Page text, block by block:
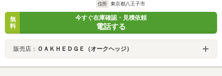
住所
東京都八王子市
無
料
今すぐ在庫確認・見積依頼
電話する
販売店： ＯＡＫＨＥＤＧＥ（オークヘッジ）